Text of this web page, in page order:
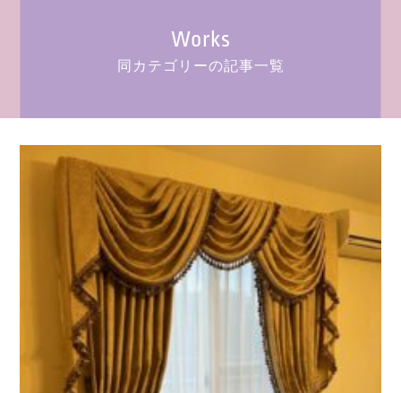
Works
同カテゴリーの記事一覧